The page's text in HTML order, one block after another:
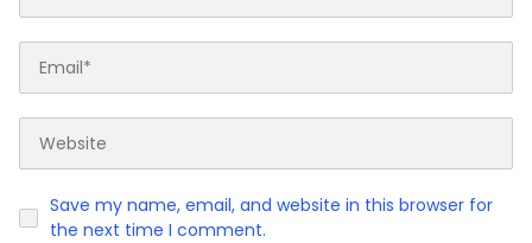
Save my name, email, and website in this browser for
the next time I comment.